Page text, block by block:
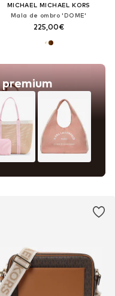
MICHAEL MICHAEL KORS
Mala de ombro 'DOME'
225,00€